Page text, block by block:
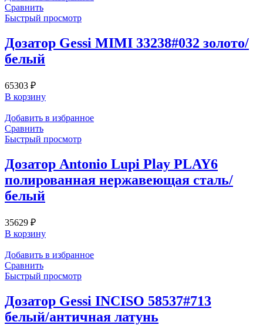
Сравнить
Быстрый просмотр
Дозатор Gessi MIMI 33238#032 золото/
белый
65303 ₽
В корзину
Добавить в избранное
Сравнить
Быстрый просмотр
Дозатор Antonio Lupi Play PLAY6
полированная нержавеющая сталь/
белый
35629 ₽
В корзину
Добавить в избранное
Сравнить
Быстрый просмотр
Дозатор Gessi INCISO 58537#713
белый/античная латунь